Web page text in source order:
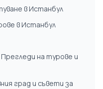
в Истанбул
в Истанбул
на турове и
град и съвети за